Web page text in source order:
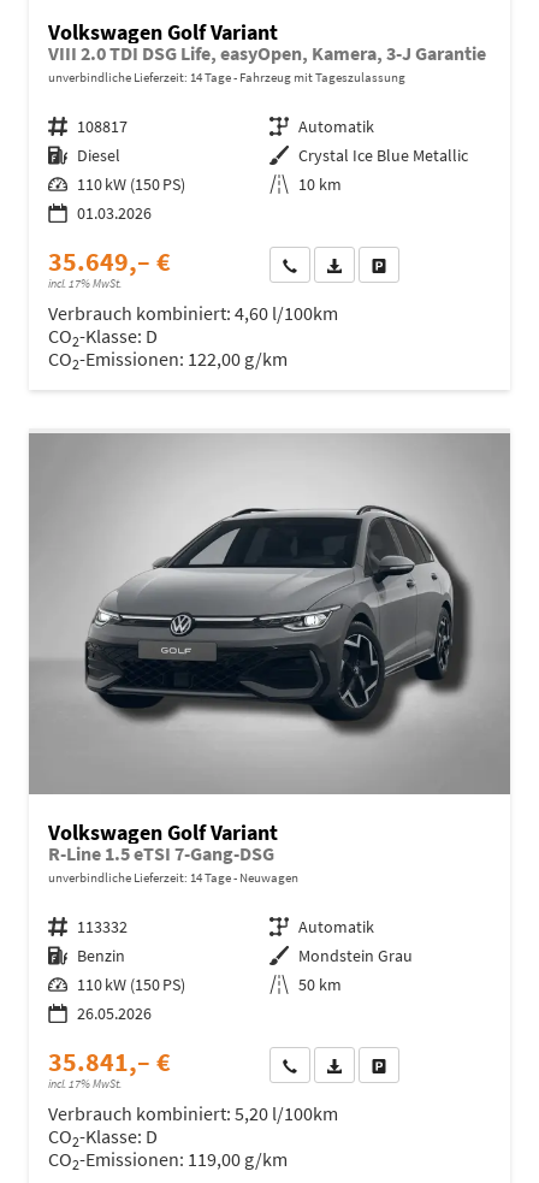
Volkswagen Golf Variant
VIII 2.0 TDI DSG Life, easyOpen, Kamera, 3-J Garantie
unverbindliche Lieferzeit: 14 Tage Fahrzeug mit Tageszulassung
Fahrzeugnr. 108817 Getriebe Automatik
Kraftstoff Diesel Außenfarbe Crystal Ice Blue Metallic
Leistung 110 kW (150 PS) Kilometerstand 10 km
01.03.2026
35.649,– €
incl. 17% MwSt.
Wir rufen Sie anFahrzeugexposé (PDF)
Verbrauch kombiniert: 4,60 l/100km
CO2-Klasse: D
CO2-Emissionen: 122,00 g/km
Volkswagen Golf Variant
R-Line 1.5 eTSI 7-Gang-DSG
unverbindliche Lieferzeit: 14 Tage Neuwagen
Fahrzeugnr. 113332 Getriebe Automatik
Kraftstoff Benzin Außenfarbe Mondstein Grau
Leistung 110 kW (150 PS) Kilometerstand 50 km
26.05.2026
35.841,– €
incl. 17% MwSt.
Wir rufen Sie anFahrzeugexposé (PDF)
Verbrauch kombiniert: 5,20 l/100km
CO2-Klasse: D
CO2-Emissionen: 119,00 g/km